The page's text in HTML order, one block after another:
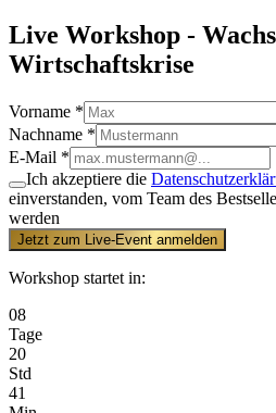
Live Workshop -
Wirtschaftskrise
Vorname *
Nachname *
E-Mail *
Ich akzeptiere die
einverstanden, vom Team des
werden
Jetzt zum Live-Event anmelden
Workshop startet in:
08
Tage
20
Std
41